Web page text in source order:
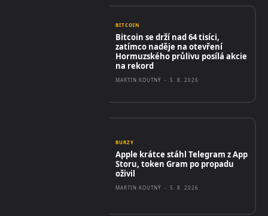
BITCOIN
Bitcoin se drží nad 64 tisíci,
zatímco naděje na otevření
Hormuzského průlivu posílá akcie
na rekord
MARTIN KOUTNÝ - 5. 8. 2026
BURZY
Apple krátce stáhl Telegram z App
Storu, token Gram po propadu
oživil
MARTIN KOUTNÝ - 5. 8. 2026